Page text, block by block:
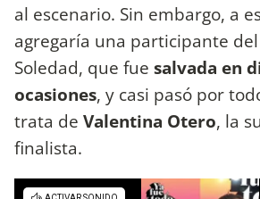
al escenario. Sin embargo, a
agregaría una participante
Soledad, que fue salvada en
ocasiones, y casi pasó por
trata de Valentina Otero, la
finalista.